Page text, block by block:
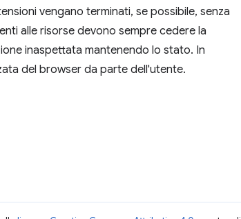
vengano terminati, se possibile, senza
alle risorse devono sempre cedere la
inaspettata mantenendo lo stato. In
del browser da parte dell'utente.